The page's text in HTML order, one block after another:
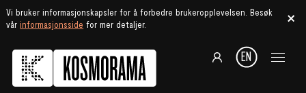
Vi bruker informasjonskapsler for å forbedre brukeropplevelsen. Besøk
vårinformasjonsside for mer detaljer.
EN